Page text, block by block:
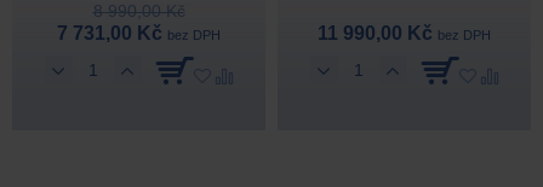
8 990,00 Kč
7 731,00 Kč bez DPH 11 990,00 Kč bez DPH